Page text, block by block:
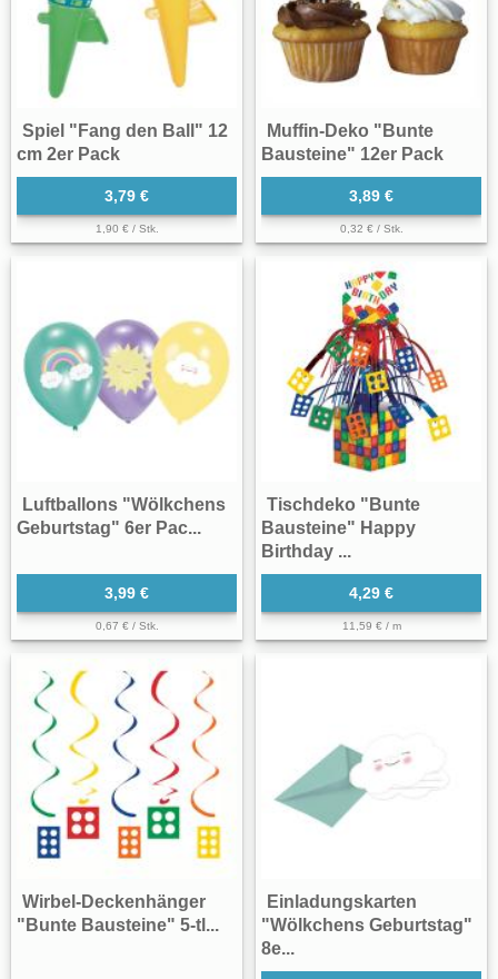
Spiel "Fang den Ball" 12
cm 2er Pack
3,79 €
1,90 € / Stk.
Muffin-Deko "Bunte
Bausteine" 12er Pack
3,89 €
0,32 € / Stk.
Luftballons "Wölkchens
Geburtstag" 6er Pac...
3,99 €
0,67 € / Stk.
Tischdeko "Bunte
Bausteine" Happy
Birthday ...
4,29 €
11,59 € / m
Wirbel-Deckenhänger
"Bunte Bausteine" 5-tl...
Einladungskarten
"Wölkchens Geburtstag"
8e...